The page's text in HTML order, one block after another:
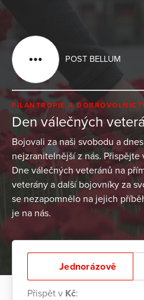
POST BELLUM
FILANTROPIE A
Den válečných
Bojovali za naši svobodu a
nejzranitelnější z nás.
Dne válečných veteránů na
veterány a další bojovníky za
se nezapomnělo na jejich
je na nás.
Jednorázově
Přispět v Kč: